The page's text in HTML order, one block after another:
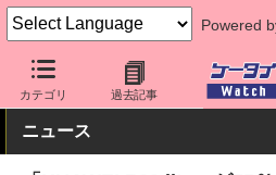
Powered
カテゴリ 過去記事
ケータイ Watch 格安スマホ/格安SIM
ニュース